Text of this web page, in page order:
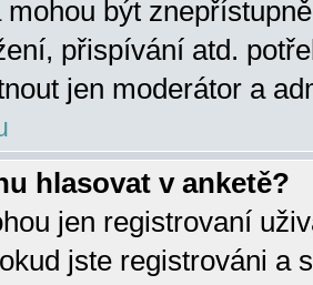
mohou být
přispívání atd.
jen moderátor a
hlasovat v anketě?
jen registrovaní
jste registrováni a